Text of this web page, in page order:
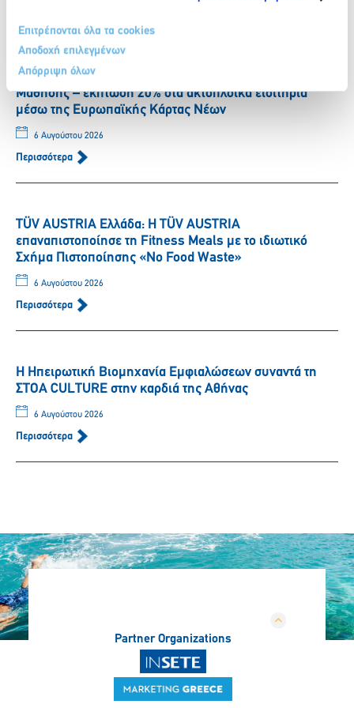
Επιτρέπονται όλα τα cookies
Αποδοχή επιλεγμένων
Απόρριψη όλων
SUPERFAST FERRIES: ΔΕΛΤΙΟ ΤΥΠΟΥ – Συνεργασία
Ομίλου Attica με Ίδρυμα Νεολαίας και Δια Βίου
Μάθησης – έκπτωση 20% στα ακτοπλοϊκά εισιτήρια
μέσω της Ευρωπαϊκής Κάρτας Νέων
6 Αυγούστου 2026
Περισσότερα
TÜV AUSTRIA Ελλάδα: Η TÜV AUSTRIA
επαναπιστοποίησε τη Fitness Meals με το ιδιωτικό
Σχήμα Πιστοποίησης «No Food Waste»
6 Αυγούστου 2026
Περισσότερα
Η Ηπειρωτική Βιομηχανία Εμφιαλώσεων συναντά τη
ΣΤΟΑ CULTURE στην καρδιά της Αθήνας
6 Αυγούστου 2026
Περισσότερα
Partner Organizations